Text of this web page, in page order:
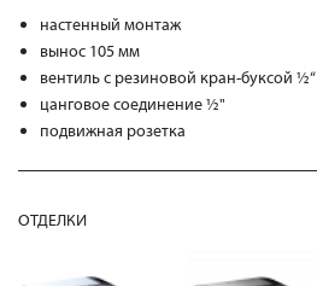
настенный монтаж
вынос 105 мм
вентиль с резиновой кран-буксой ½“
цанговое соединение ½"
подвижная розетка
ОТДЕЛКИ